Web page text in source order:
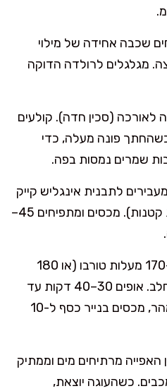
שכבה אחידה של מילוי
נקי בקצה. מגלגלים לרולדה הדוקה
לאורכה (סכין חדה). קולעים
פונה מעלה, כדי
שמרים נמסות בפה.
לתבנית אינגליש קייק
מרופדת (או שתי תבניות קטנות). מכסים ומתפיחים 45–
: מחממים תנור ל-170 מעלות טורבו (או 180
רגיל). מברישים חלמון+חלב. אופים 30–40 דקות עד
זהוב עמוק. אם משחים מהר, מכסים בנייר כסף ל-10
האפייה מרתיחים מים וממתיק
כשהעוגה יוצאת,